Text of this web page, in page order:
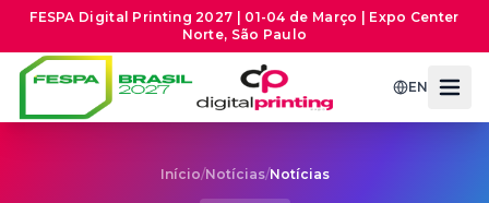
FESPA Digital Printing 2027 | 01-04 de Março | Expo Center
Norte, São Paulo
EN
Início/Notícias/Notícias